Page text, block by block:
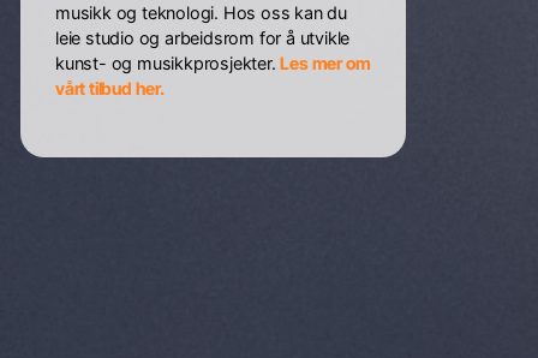
musikk og teknologi. Hos oss kan du
leie studio og arbeidsrom for å utvikle
kunst- og musikkprosjekter.Les mer om
vårt tilbud her.